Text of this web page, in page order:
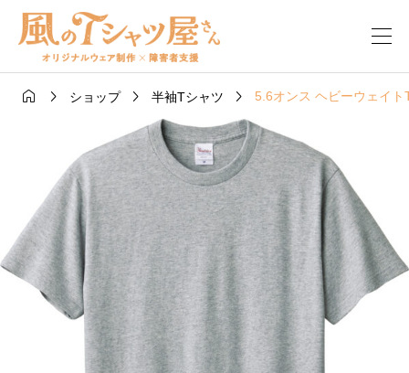
  ショップ  半袖Tシャツ  5.6オンス ヘビーウェイト